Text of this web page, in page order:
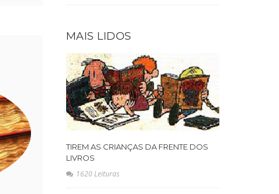
MAIS LIDOS
TIREM AS CRIANÇAS DA FRENTE DOS
LIVROS
1620 Leituras